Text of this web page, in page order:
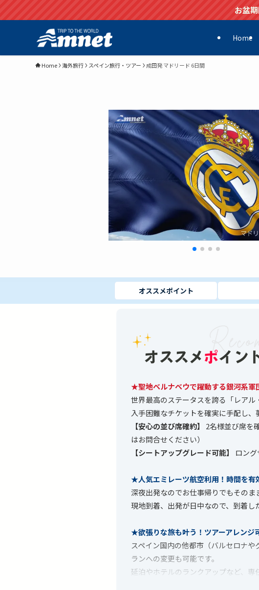
お盆
Home
Home 海外旅行 スペイン旅行・ツアー 成田発 マドリード 6日間
オススメポイント
★聖地ベルナベウで躍動する銀河系軍
世界最高のステータスを誇る「レアル
入手困難なチケットを確実に手配し
【安心の並び席確約】
2名様並び席を
はお問合せください）
【シートアップグレード可能】
ロン
★人気エミレーツ航空利用！時間を有
深夜出発なのでお仕事帰りでもそのま
現地到着、出発が日中なので、到着し
★欲張りな旅も叶う！ツアーアレンジ
スペイン国内の他都市（バルセロナ
ランへの変更も可能です。
延泊やホテルのランクアップなど、